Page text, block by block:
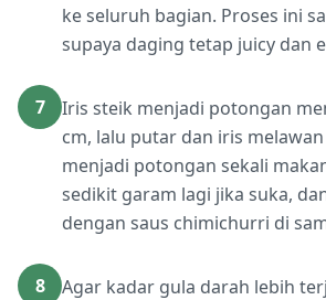
ke seluruh bagian. Proses ini
supaya daging tetap juicy dan
7
Iris steik menjadi potongan
cm, lalu putar dan iris
menjadi potongan sekali
sedikit garam lagi jika suka,
dengan saus chimichurri di
8
Agar kadar gula darah lebih